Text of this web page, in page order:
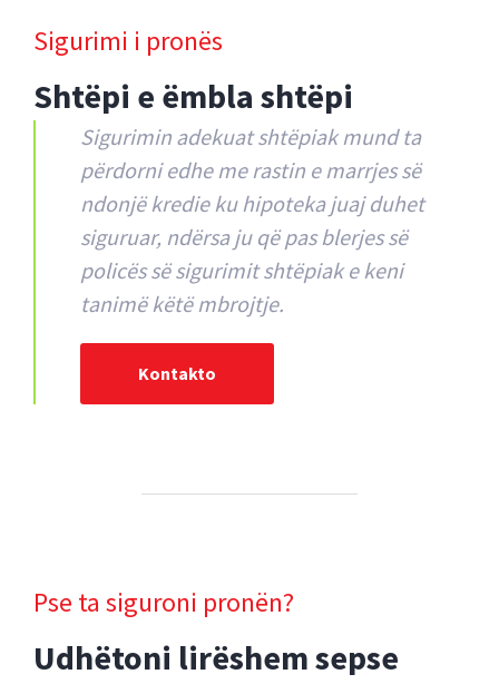
Sigurimi i pronës
Shtëpi e ëmbla shtëpi
Sigurimin adekuat shtëpiak mund ta
përdorni edhe me rastin e marrjes së
ndonjë kredie ku hipoteka juaj duhet
siguruar, ndërsa ju që pas blerjes së
policës së sigurimit shtëpiak e keni
tanimë këtë mbrojtje.
Kontakto
Pse ta siguroni pronën?
Udhëtoni lirëshem sepse